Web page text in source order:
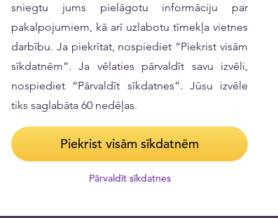
kaltuvju partneris, kā arī lielākais
tirgū labāko cenu šiem investīciju
cena par 1 g tīra zelta.
labāku cenu nekā pērkot šos produktus
arī investoram iesācējam.Šī ir labākā
ar salīdzinoši nelielu sākotnējo
sniegtu jums pielāgotu informāciju par
pakalpojumiem, kā arī uzlabotu tīmekļa vietnes
darbību. Ja piekrītat, nospiediet “Piekrist visām
sīkdatnēm”. Ja vēlaties pārvaldīt savu izvēli,
nospiediet “Pārvaldīt sīkdatnes”. Jūsu izvēle
tiks saglabāta 60 nedēļas.
Piekrist visām sīkdatnēm
Pārvaldīt sīkdatnes